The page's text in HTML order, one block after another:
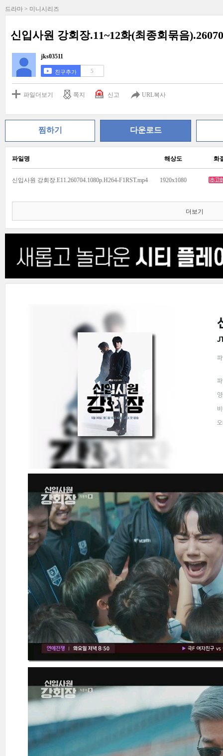
드라마 > 미니시리즈
신입사원 강회장.11~12화(최종회묶음
jks03511
친구추가 5
파일더보기 쪽지 신고 URL복사
찜하기 다운로드
파일명 해상도 화
신입사원 강회장.E11.260704.1080p.H264-F1RST.mp4 1920x1080
더보기